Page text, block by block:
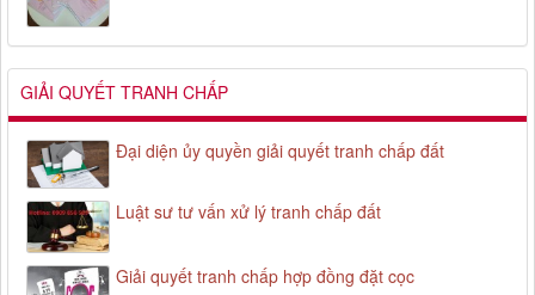
GIẢI QUYẾT TRANH CHẤP
Đại diện ủy quyền giải quyết tranh chấp đất
Luật sư tư vấn xử lý tranh chấp đất
Giải quyết tranh chấp hợp đồng đặt cọc